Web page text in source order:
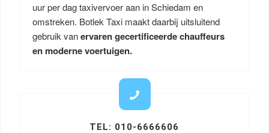
uur per dag taxivervoer aan in Schiedam en
omstreken. Botlek Taxi maakt daarbij uitsluitend
gebruik vanervaren gecertificeerde chauffeurs
en moderne voertuigen.
TEL: 010-6666606